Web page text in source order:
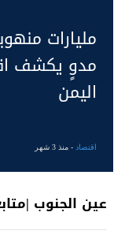
مليارات
مدوٍ يكشف
اليمن
اقتصاد- منذ 3 شهر
عين الجنوب